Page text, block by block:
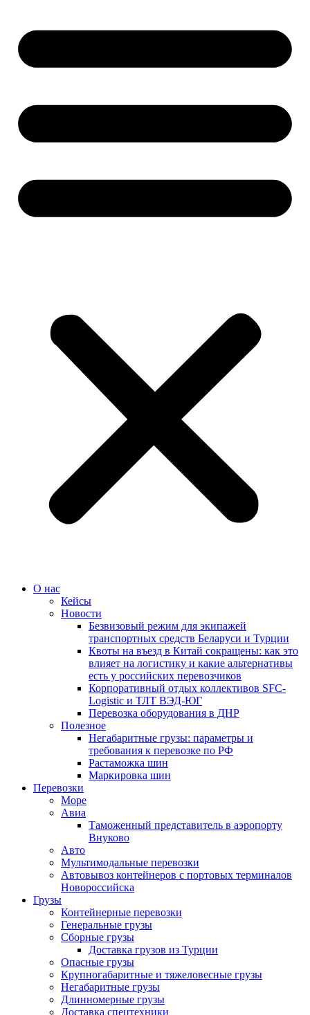
О нас
Кейсы
Новости
Безвизовый режим для экипажей
транспортных средств Беларуси и Турции
Квоты на въезд в Китай сокращены: как это
влияет на логистику и какие альтернативы
есть у российских перевозчиков
Корпоративный отдых коллективов SFC-
Logistic и ТЛТ ВЭД-ЮГ
Перевозка оборудования в ДНР
Полезное
Негабаритные грузы: параметры и
требования к перевозке по РФ
Растаможка шин
Маркировка шин
Перевозки
Море
Авиа
Таможенный представитель в аэропорту
Внуково
Авто
Мультимодальные перевозки
Автовывоз контейнеров с портовых терминалов
Новороссийска
Грузы
Контейнерные перевозки
Генеральные грузы
Сборные грузы
Доставка грузов из Турции
Опасные грузы
Крупногабаритные и тяжеловесные грузы
Негабаритные грузы
Длинномерные грузы
Доставка спецтехники